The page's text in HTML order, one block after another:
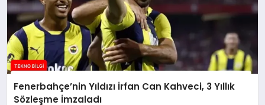
Fenerbahçe’nin Yıldızı İrfan Can Kahveci, 3 Yıllık
Sözleşme İmzaladı